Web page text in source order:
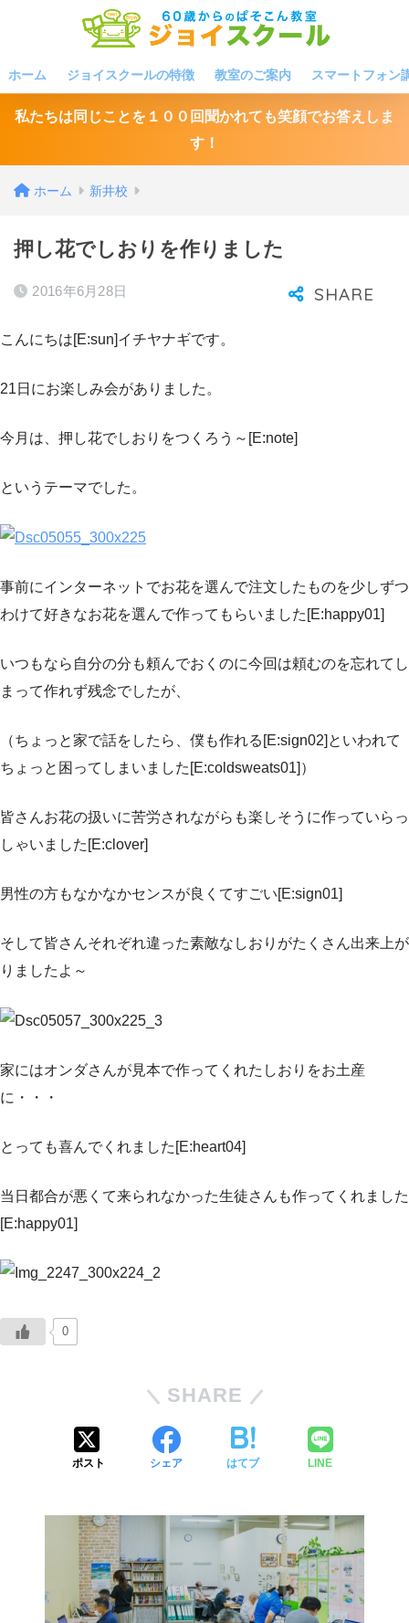
ホーム ジョイスクールの特徴 教室のご案内 スマートフォン
私たちは同じことを１００回聞かれても笑顔でお答えしま
す！
ホーム 新井校
押し花でしおりを作りました
2016年6月28日
こんにちは[E:sun]イチヤナギです。
21日にお楽しみ会がありました。
今月は、押し花でしおりをつくろう～[E:note]
というテーマでした。
事前にインターネットでお花を選んで注文したものを少しずつ
わけて好きなお花を選んで作ってもらいました[E:happy01]
いつもなら自分の分も頼んでおくのに今回は頼むのを忘れてし
まって作れず残念でしたが、
（ちょっと家で話をしたら、僕も作れる[E:sign02]といわれて
ちょっと困ってしまいました[E:coldsweats01]）
皆さんお花の扱いに苦労されながらも楽しそうに作っていらっ
しゃいました[E:clover]
男性の方もなかなかセンスが良くてすごい[E:sign01]
そして皆さんそれぞれ違った素敵なしおりがたくさん出来上が
りましたよ～
家にはオンダさんが見本で作ってくれたしおりをお土産
に・・・
とっても喜んでくれました[E:heart04]
当日都合が悪くて来られなかった生徒さんも作ってくれました
[E:happy01]
0
SHARE
ポスト シェア はてブ LINE